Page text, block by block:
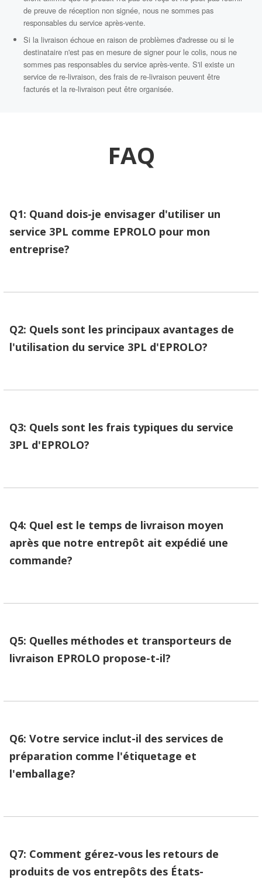
de preuve de réception non signée, nous ne sommes pas
responsables du service après-vente.
Si la livraison échoue en raison de problèmes d'adresse ou si le
destinataire n'est pas en mesure de signer pour le colis, nous ne
sommes pas responsables du service après-vente. S'il existe un
service de re-livraison, des frais de re-livraison peuvent être
facturés et la re-livraison peut être organisée.
FAQ
Q1: Quand dois-je envisager d'utiliser un
service 3PL comme EPROLO pour mon
entreprise?
Q2: Quels sont les principaux avantages de
l'utilisation du service 3PL d'EPROLO?
Q3: Quels sont les frais typiques du service
3PL d'EPROLO?
Q4: Quel est le temps de livraison moyen
après que notre entrepôt ait expédié une
commande?
Q5: Quelles méthodes et transporteurs de
livraison EPROLO propose-t-il?
Q6: Votre service inclut-il des services de
préparation comme l'étiquetage et
l'emballage?
Q7: Comment gérez-vous les retours de
produits de vos entrepôts des États-